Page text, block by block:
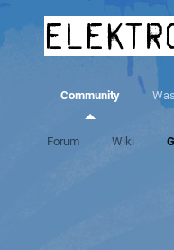
Community
Forum Wiki